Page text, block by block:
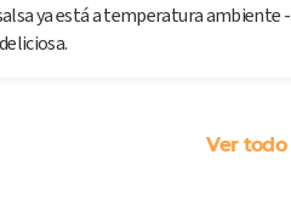
ya está a temperatura ambiente -
Ver todo